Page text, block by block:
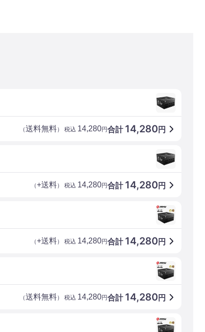
合計 14,280円
（送料無料） 税込 14,280円
合計 14,280円
（+送料） 税込 14,280円
合計 14,280円
（+送料） 税込 14,280円
合計 14,280円
（送料無料） 税込 14,280円